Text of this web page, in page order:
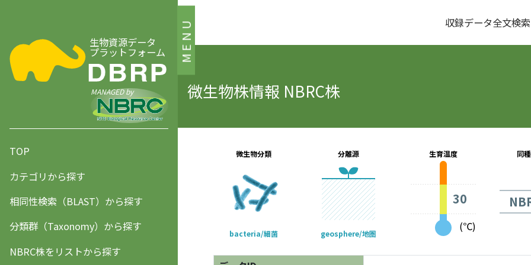
MENU
生物資源データ
プラットフォーム
MANAGED by
TOP
カテゴリから探す
相同性検索（BLAST）から探す
分類群（Taxonomy）から探す
NBRC株をリストから探す
収録データ全文検索
微生物株情報 NBRC株